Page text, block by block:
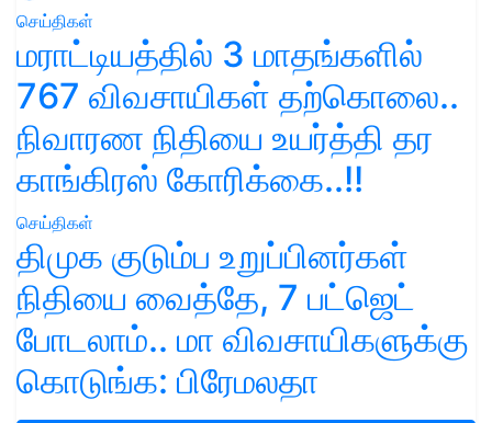
செய்திகள்
மராட்டியத்தில் 3 மாதங்களில்
767 விவசாயிகள் தற்கொலை..
நிவாரண நிதியை உயர்த்தி தர
காங்கிரஸ் கோரிக்கை..!!
செய்திகள்
திமுக குடும்ப உறுப்பினர்கள்
நிதியை வைத்தே, 7 பட்ஜெட்
போடலாம்.. மா விவசாயிகளுக்கு
கொடுங்க: பிரேமலதா